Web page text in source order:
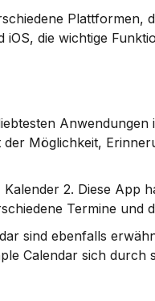
die wichtige
Möglichkeit,
2. Diese
Termine und
sind ebenfalls
Calendar sich